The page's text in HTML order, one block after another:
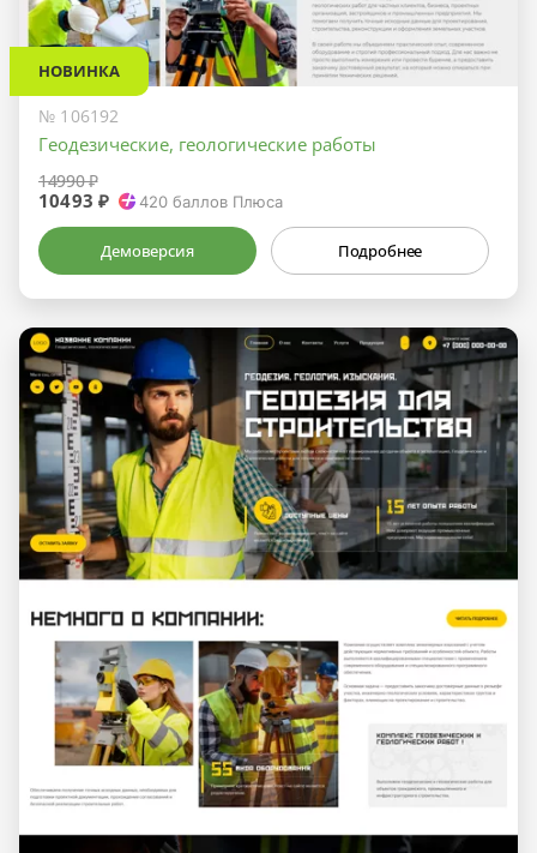
НОВИНКА
№ 106192
Геодезические, геологические работы
14990 ₽
10493 ₽ 420 баллов Плюса
Демоверсия Подробнее